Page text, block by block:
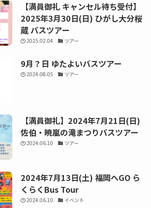
【満員御礼 キャンセル待ち受付】
2025年3月30日(日) ひがし大分桜
蔵 バスツアー
2025.02.04 ツアー
9月？日 ゆたよいバスツアー
2024.08.05 ツアー
【満員御礼】2024年7月21日(日)
佐伯・暁嵐の滝まつりバスツアー
2024.06.10 ツアー
2024年7月13日(土) 福岡へGO ら
くらくBus Tour
2024.06.10 イベント